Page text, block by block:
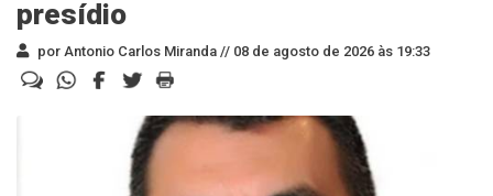
presídio
por Antonio Carlos Miranda // 08 de agosto de 2026 às 19:33